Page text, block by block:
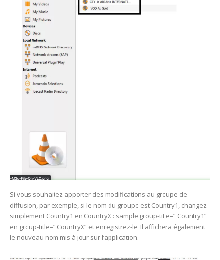
Si vous souhaitez apporter des modifications au groupe de
diffusion, par exemple, si le nom du groupe est Country1, changez
simplement Country1 en CountryX : sample group-title=” Country1”
en group-title=” CountryX” et enregistrez-le. Il affichera également
le nouveau nom mis à jour sur l’application.